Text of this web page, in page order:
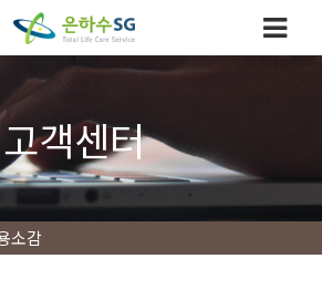
고객센터
소감